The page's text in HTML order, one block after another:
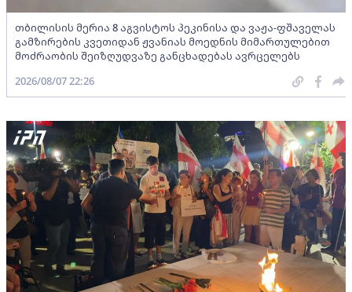
თბილისის მერია 8 აგვისტოს პეკინისა და ვაჟა-ფშაველას
გამზირების კვეთიდან ჟვანიას მოედნის მიმართულებით
მოძრაობის შეიზღუდვაზე განცხადებას ავრცელებს
2026/08/07 22:26